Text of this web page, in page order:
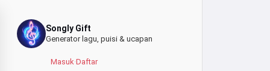
Songly Gift
Generator lagu, puisi & ucapan
Masuk·Daftar